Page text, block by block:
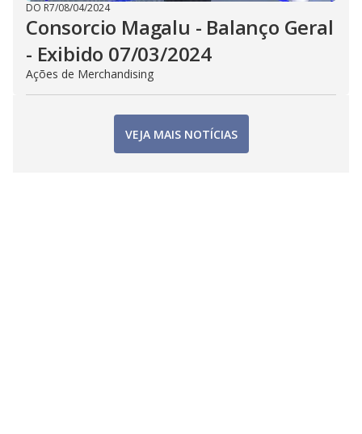
DO R7/08/04/2024
Consorcio Magalu - Balanço Geral
- Exibido 07/03/2024
Ações de Merchandising
VEJA MAIS NOTÍCIAS